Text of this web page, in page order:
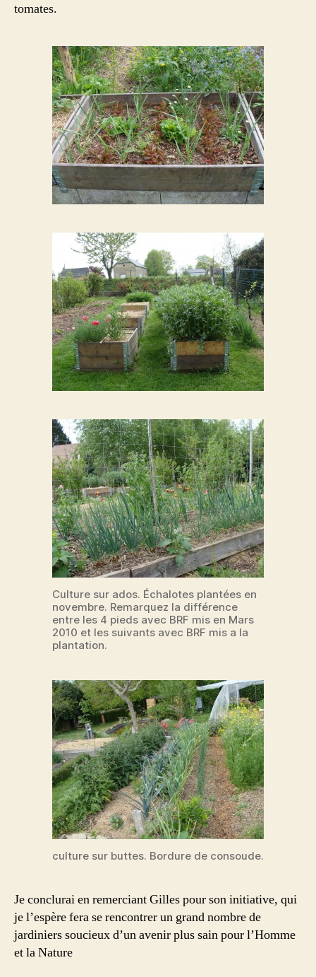
tomates.
Culture sur ados. Échalotes plantées en
novembre. Remarquez la différence
entre les 4 pieds avec BRF mis en Mars
2010 et les suivants avec BRF mis a la
plantation.
culture sur buttes. Bordure de consoude.
Je conclurai en remerciant Gilles pour son initiative, qui
je l’espère fera se rencontrer un grand nombre de
jardiniers soucieux d’un avenir plus sain pour l’Homme
et la Nature